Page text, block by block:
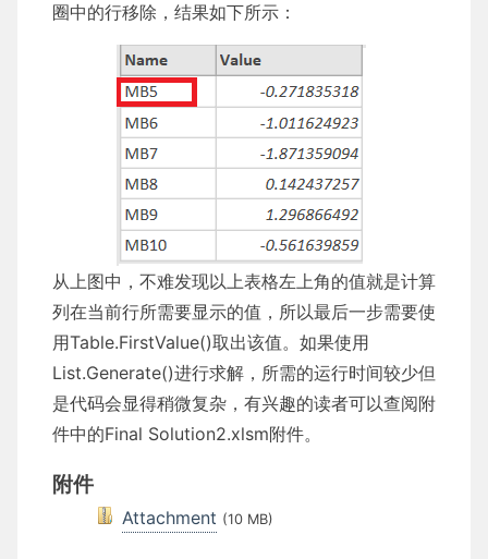
圈中的行移除，结果如下所示：
从上图中，不难发现以上表格左上角的值就是计算
列在当前行所需要显示的值，所以最后一步需要使
用Table.FirstValue()取出该值。如果使用
List.Generate()进行求解，所需的运行时间较少但
是代码会显得稍微复杂，有兴趣的读者可以查阅附
件中的Final Solution2.xlsm附件。
附件
Attachment (10 MB)